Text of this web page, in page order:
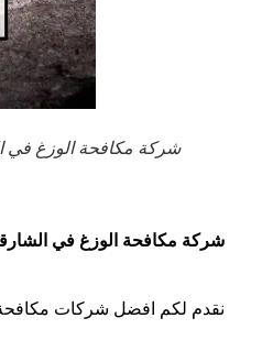
شركة مكافحة الوزغ في
شركة مكافحة الوزغ في
نقدم لكم افضل شركات مكافحة